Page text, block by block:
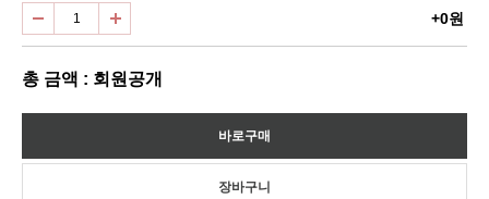
+0원
총 금액 : 회원공개